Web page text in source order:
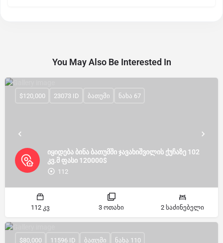
You May Also Be Interested In
იყიდება ბინა ბათუმში ჯავახიშვილის ქუჩაზე 102
კვ.მ ფასი 120000$
112
$120,000 23073 ID ბათუმი ნახა 67
112 კვ 3 ოთახი 2 საძინებელი
$80,000 11596 ID ბათუმი ნახა 110